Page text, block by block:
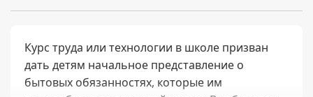
Курс труда или технологии в школе призван
дать детям начальное представление о
бытовых обязанностях, которые им